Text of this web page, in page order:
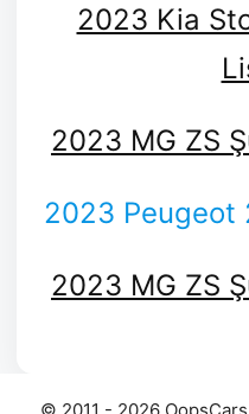
2023 Kia
2023 MG ZS
2023 Peugeot
2023 MG ZS